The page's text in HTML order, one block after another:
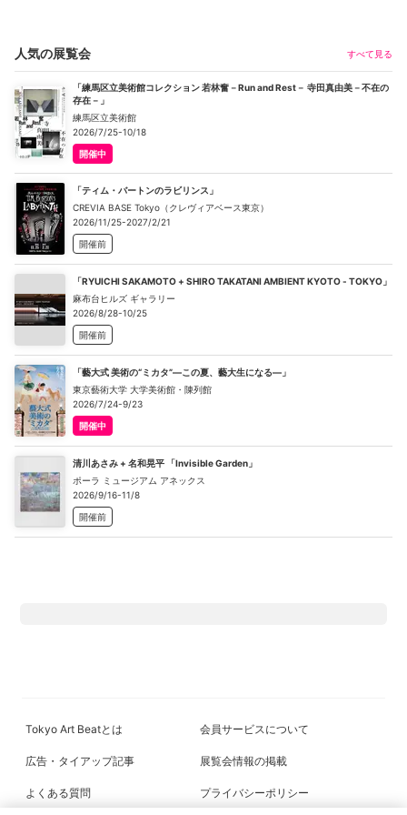
人気の展覧会 すべて見る
「練馬区立美術館コレクション 若林奮－Run and Rest－ 寺田真由美－不在の
存在－」
練馬区立美術館
2026/7/25-10/18
開催中
「ティム・バートンのラビリンス」
CREVIA BASE Tokyo（クレヴィアベース東京）
2026/11/25-2027/2/21
開催前
「RYUICHI SAKAMOTO + SHIRO TAKATANI AMBIENT KYOTO - TOKYO」
麻布台ヒルズ ギャラリー
2026/8/28-10/25
開催前
「藝大式 美術の“ミカタ”―この夏、藝大生になる―」
東京藝術大学 大学美術館・陳列館
2026/7/24-9/23
開催中
清川あさみ + 名和晃平 「Invisible Garden」
ポーラ ミュージアム アネックス
2026/9/16-11/8
開催前
Tokyo Art Beatとは 会員サービスについて
広告・タイアップ記事 展覧会情報の掲載
よくある質問 プライバシーポリシー